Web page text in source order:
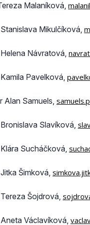
Malaníková,
Mikulčíková,
Návratová,
Pavelková,
Alan Samuels,
Slavíková,
Sucháčková,
Šimková,
Šojdrová,
Václavíková,